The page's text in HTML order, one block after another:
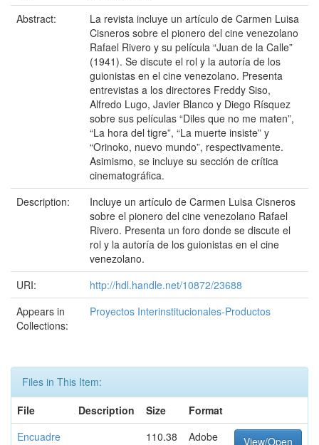
Abstract:
La revista incluye un artículo de Carmen Luisa
Cisneros sobre el pionero del cine venezolano
Rafael Rivero y su película “Juan de la Calle”
(1941). Se discute el rol y la autoría de los
guionistas en el cine venezolano. Presenta
entrevistas a los directores Freddy Siso,
Alfredo Lugo, Javier Blanco y Diego Rísquez
sobre sus películas “Diles que no me maten”,
“La hora del tigre”, “La muerte insiste” y
“Orinoko, nuevo mundo”, respectivamente.
Asimismo, se incluye su sección de crítica
cinematográfica.
Description:
Incluye un artículo de Carmen Luisa Cisneros
sobre el pionero del cine venezolano Rafael
Rivero. Presenta un foro donde se discute el
rol y la autoría de los guionistas en el cine
venezolano.
URI:
http://hdl.handle.net/10872/23688
Appears in
Collections:
Proyectos Interinstitucionales-Productos
Files in This Item:
File
Description Size
Format
Encuadre
110.38
Adobe
View/Open